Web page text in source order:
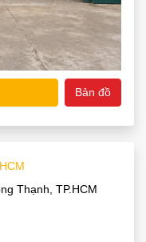
Bản đồ
Thạnh, TP.HCM